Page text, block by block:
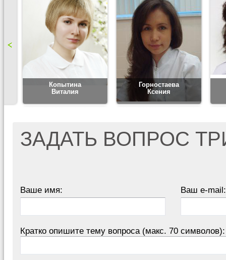
Копытина
Виталия
Горностаева
Ксения
ЗАДАТЬ ВОПРОС
Ваше имя: Ваш e-mail:
Кратко опишите тему вопроса (макс. 70 символов):